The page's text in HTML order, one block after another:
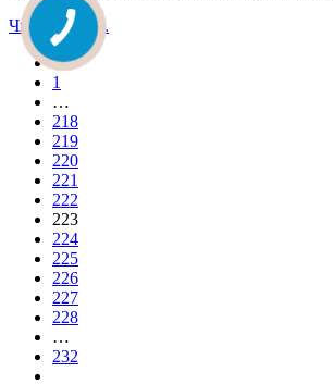
Читати далі...
1
…
218
219
220
221
222
223
224
225
226
227
228
…
232